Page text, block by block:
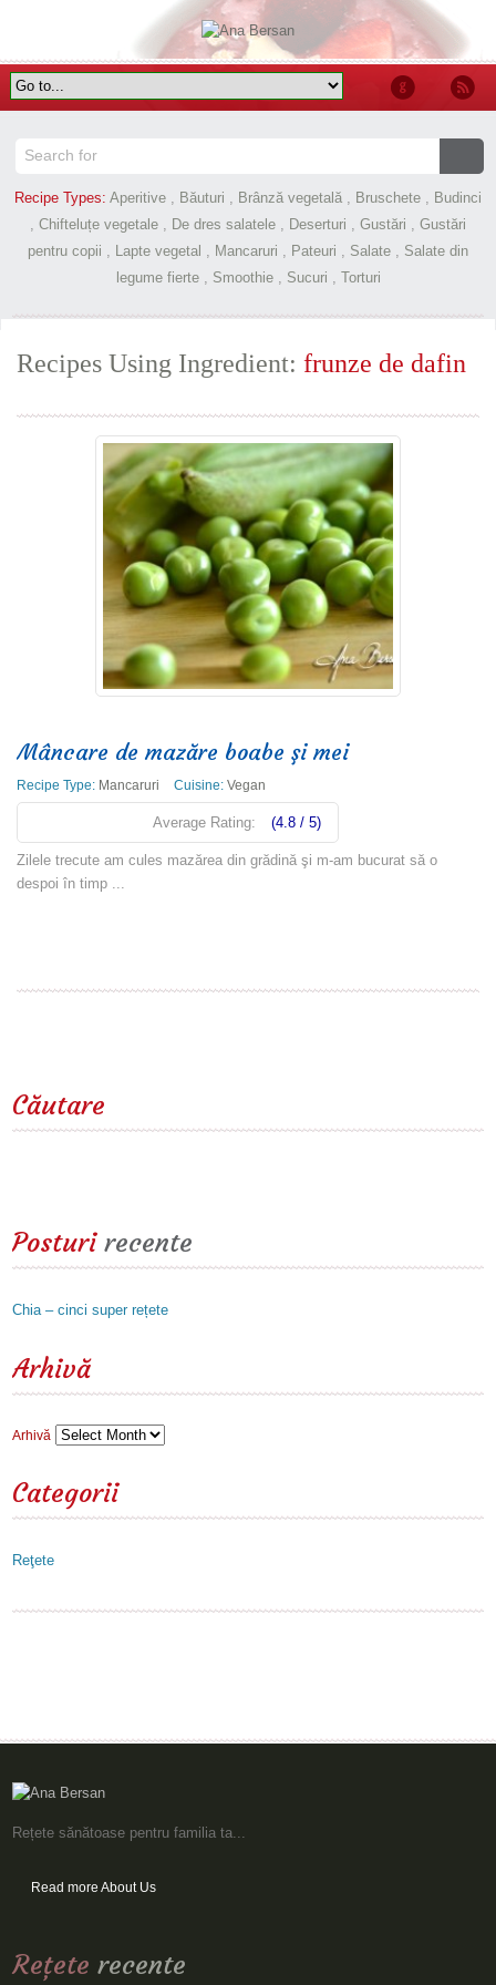
Recipe Types: Aperitive , Băuturi , Brânză vegetală , Bruschete , Budinci
, Chifteluțe vegetale , De dres salatele , Deserturi , Gustări , Gustări
pentru copii , Lapte vegetal , Mancaruri , Pateuri , Salate , Salate din
legume fierte, Smoothie, Sucuri , Torturi
Recipes Using Ingredient:frunze de dafin
Mâncare de mazăre boabe şi mei
Recipe Type: Mancaruri Cuisine:Vegan
Average Rating: (4.8 / 5)
Zilele trecute am cules mazărea din grădină şi m-am bucurat să o
despoi în timp ...
Căutare
Posturirecente
Chia – cinci super rețete
Arhivă
Arhivă
Categorii
Reţete
Rețete sănătoase pentru familia ta...
Read more About Us
Reţete recente